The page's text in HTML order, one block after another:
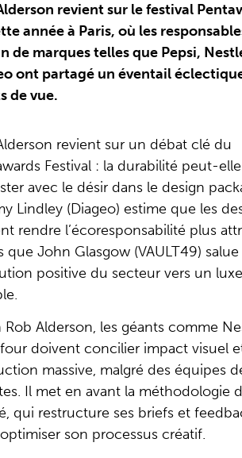
revient sur le festival
année à Paris, où les
de marques telles que Pepsi,
ont partagé un éventail
de vue.
revient sur un débat clé du
Festival : la durabilité peut-elle
avec le désir dans le design
Lindley (Diageo) estime que les
rendre l’écoresponsabilité plus
que John Glasgow (VAULT49) salue
positive du secteur vers un
Rob Alderson, les géants comme
doivent concilier impact visuel
massive, malgré des équipes
Il met en avant la méthodologie
qui restructure ses briefs et
son processus créatif.